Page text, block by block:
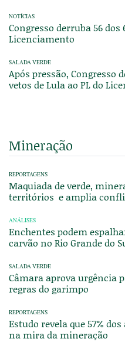
NOTÍCIAS
Congresso derruba 56 dos
Licenciamento
SALADA VERDE
Após pressão, Congresso
vetos de Lula ao PL do
Mineração
REPORTAGENS
Maquiada de verde,
territórios e amplia
ANÁLISES
Enchentes podem
carvão no Rio Grande do
SALADA VERDE
Câmara aprova urgência
regras do garimpo
REPORTAGENS
Estudo revela que 57%
na mira da mineração